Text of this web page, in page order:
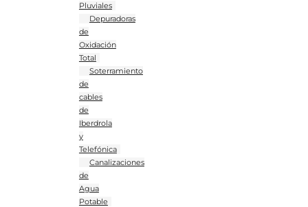
Pluviales
Depuradoras
de
Oxidación
Total
Soterramiento
de
cables
de
Iberdrola
y
Telefónica
Canalizaciones
de
Agua
Potable